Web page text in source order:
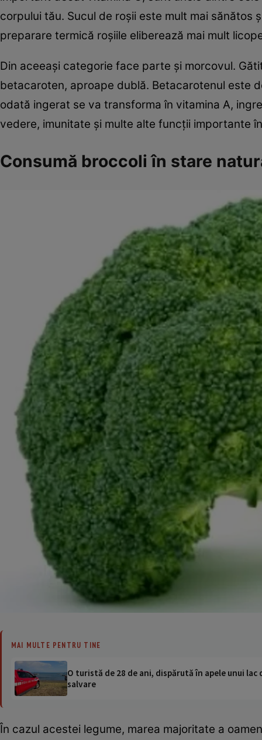
corpului tău. Sucul de roşii este mult mai
preparare termică roşiile eliberează mai mult
Din aceeaşi categorie face parte şi morcovul.
betacaroten, aproape dublă. Betacarotenul este
odată ingerat se va transforma în vitamina A,
vedere, imunitate şi multe alte funcţii importante
Consumă broccoli în stare
MAI MULTE PENTRU TINE
O turistă de 28 de ani, dispărută în apele unui
salvare
În cazul acestei legume, marea majoritate a